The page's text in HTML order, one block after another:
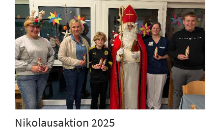
Nikolausaktion 2025